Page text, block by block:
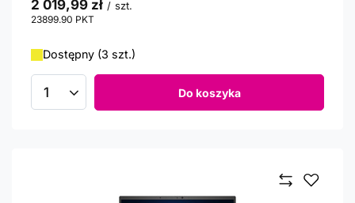
2 019,99 zł / szt.
23899.90 PKT
Dostępny (3 szt.)
Ilość produktów Do koszyka